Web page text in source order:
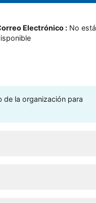
Electrónico: No está
de la organización para